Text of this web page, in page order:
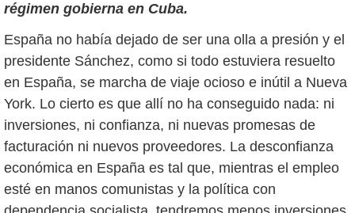
régimen gobierna en Cuba.
España no había dejado de ser una olla a presión y el
presidente Sánchez, como si todo estuviera resuelto
en España, se marcha de viaje ocioso e inútil a Nueva
York. Lo cierto es que allí no ha conseguido nada: ni
inversiones, ni confianza, ni nuevas promesas de
facturación ni nuevos proveedores. La desconfianza
económica en España es tal que, mientras el empleo
esté en manos comunistas y la política con